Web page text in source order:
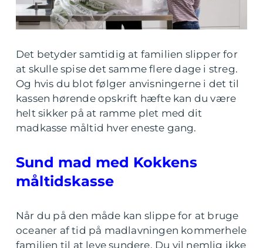
Det betyder samtidig at familien slipper for
at skulle spise det samme flere dage i streg.
Og hvis du blot følger anvisningerne i det til
kassen hørende opskrift hæfte kan du være
helt sikker på at ramme plet med dit
madkasse måltid hver eneste gang.
Sund mad med Kokkens
måltidskasse
Når du på den måde kan slippe for at bruge
oceaner af tid på madlavningen kommerhele
familien til at leve sundere. Du vil nemlig ikke